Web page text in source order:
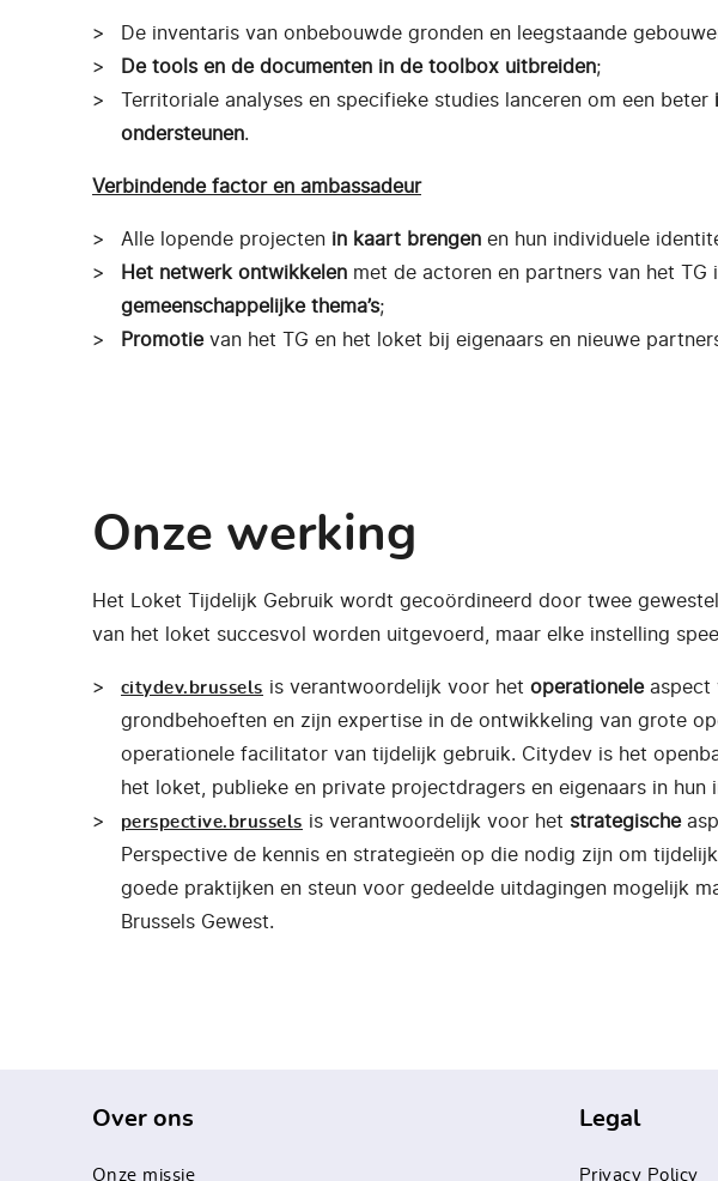
De inventaris van onbebouwde gronden en leegstaande
De tools en de documenten in de toolbox uitbreiden;
Territoriale analyses en specifieke studies lanceren om een beter
ondersteunen.
Verbindende factor en ambassadeur
Alle lopende projecten in kaart brengen en hun individuele
Het netwerk ontwikkelen met de actoren en partners van het
gemeenschappelijke thema’s;
Promotie van het TG en het loket bij eigenaars en nieuwe
Onze werking
Het Loket Tijdelijk Gebruik wordt gecoördineerd door twee
van het loket succesvol worden uitgevoerd, maar elke instelling
citydev.brussels is verantwoordelijk voor het operationeleaspect
grondbehoeften en zijn expertise in de ontwikkeling van grote
operationele facilitator van tijdelijk gebruik. Citydev is het
het loket, publieke en private projectdragers en eigenaars in
perspective.brussels is verantwoordelijk voor het strategische
Perspective de kennis en strategieën op die nodig zijn om
goede praktijken en steun voor gedeelde uitdagingen mogelijk
Brussels Gewest.
Over ons
Onze missie
Legal
Privacy Policy